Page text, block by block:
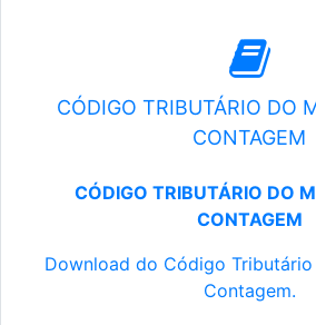
CÓDIGO TRIBUTÁRIO DO
CONTAGEM
CÓDIGO TRIBUTÁRIO DO
CONTAGEM
Download do Código
Contagem.